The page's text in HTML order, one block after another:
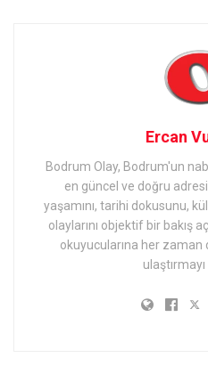
Ercan
Bodrum Olay, Bodrum'un
en güncel ve doğru
yaşamını, tarihi dokusunu,
olaylarını objektif bir bakış
okuyucularına her